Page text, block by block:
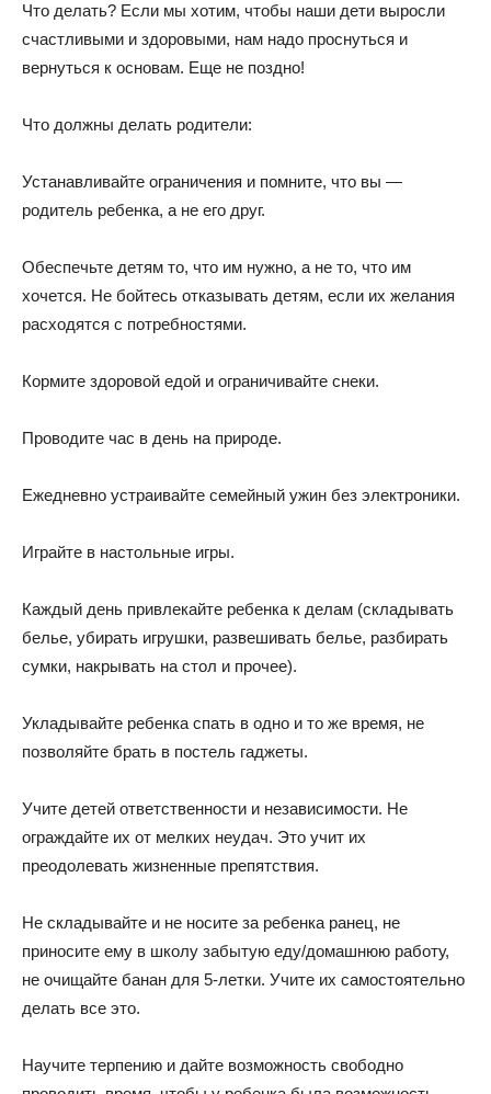
Что делать? Если мы хотим, чтобы наши дети выросли
счастливыми и здоровыми, нам надо проснуться и
вернуться к основам. Еще не поздно!
Что должны делать родители:
Устанавливайте ограничения и помните, что вы —
родитель ребенка, а не его друг.
Обеспечьте детям то, что им нужно, а не то, что им
хочется. Не бойтесь отказывать детям, если их желания
расходятся с потребностями.
Кормите здоровой едой и ограничивайте снеки.
Проводите час в день на природе.
Ежедневно устраивайте семейный ужин без электроники.
Играйте в настольные игры.
Каждый день привлекайте ребенка к делам (складывать
белье, убирать игрушки, развешивать белье, разбирать
сумки, накрывать на стол и прочее).
Укладывайте ребенка спать в одно и то же время, не
позволяйте брать в постель гаджеты.
Учите детей ответственности и независимости. Не
ограждайте их от мелких неудач. Это учит их
преодолевать жизненные препятствия.
Не складывайте и не носите за ребенка ранец, не
приносите ему в школу забытую еду/домашнюю работу,
не очищайте банан для 5-летки. Учите их самостоятельно
делать все это.
Научите терпению и дайте возможность свободно